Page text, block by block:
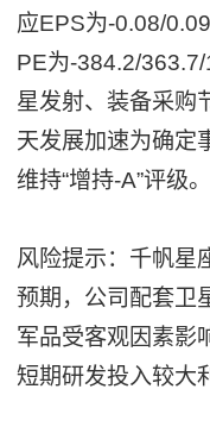
应EPS为-0.08/
PE为-384.2/
星发射、装备采购
天发展加速为确定
维持“增持-A”评级。
风险提示：千帆星
预期，公司配套卫
军品受客观因素影
短期研发投入较大